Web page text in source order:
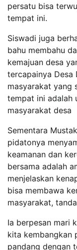
persatu bisa
tempat ini.
Siswadi juga
bahu membahu
kemajuan desa
tercapainya Desa
masyarakat yang
tempat ini adalah
masyarakat desa
Sementara
pidatonya
keamanan dan
bersama adalah
menjelaskan
bisa membawa
masyarakat,
Ia berpesan mari
kita kembangkan
pandang dengan